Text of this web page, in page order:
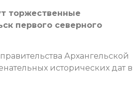
торжественные
первого северного
Архангельской
исторических дат в